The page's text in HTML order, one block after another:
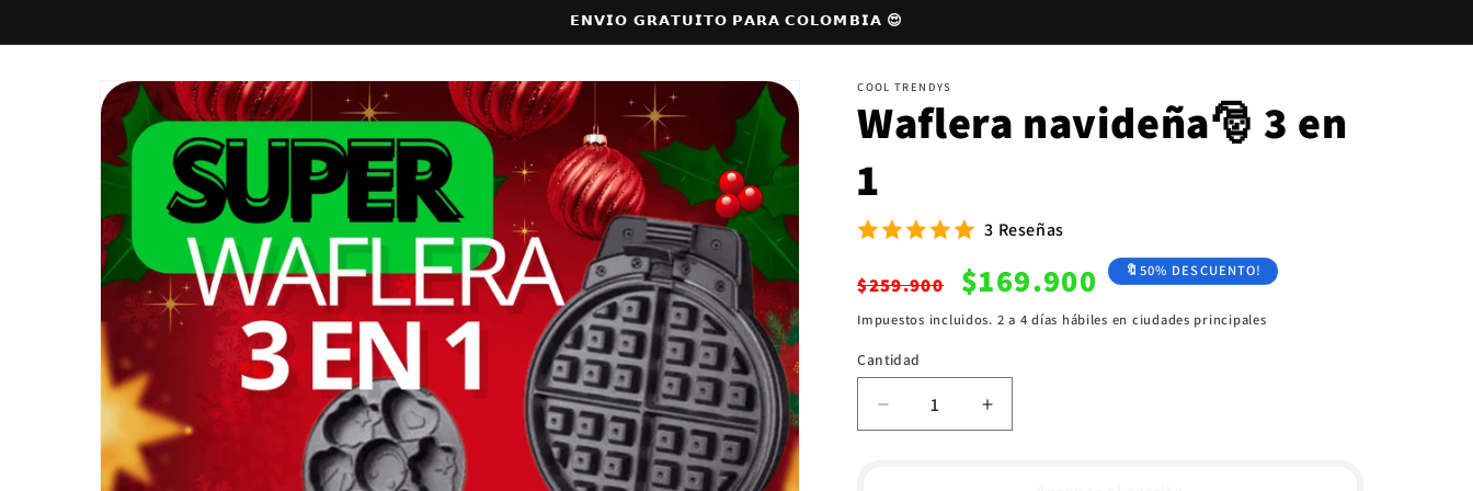
al contenido
𝗘𝗡𝗩𝗜𝗢 𝗚𝗥𝗔𝗧𝗨𝗜𝗧𝗢 𝗣𝗔𝗥𝗔 𝗖𝗢𝗟𝗢𝗠𝗕𝗜𝗔 😍
directamente
a la
información
del producto
COOL TRENDYS
Waflera navideña🎅 3 en
1
3 Reseñas
Precio
habitual
$259.900
Precio
de
oferta
$169.900 🔖50% DESCUENTO!
Impuestos incluidos. 2 a 4 días hábiles en ciudades principales
Cantidad
Cantidad
Reducir
cantidad
Aumentar
cantidad